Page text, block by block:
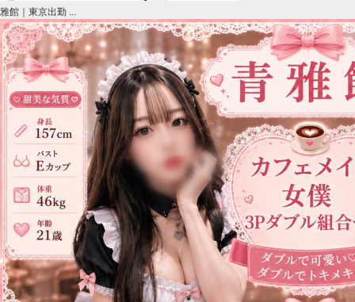
雅館｜東京出勤 ...